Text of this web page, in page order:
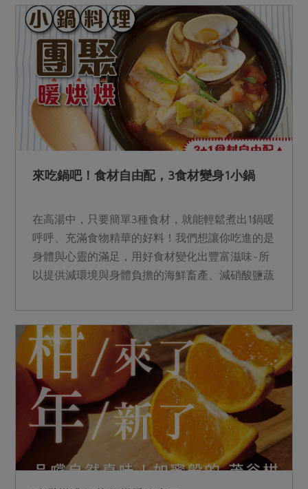
來吃鍋吧！食材自由配，3食材變身1小鍋
在高湯中，只要簡單3種食材，就能輕鬆煮出1鍋暖
呼呼、充滿食物精華的好料！我們想讓你吃進的是
身體與心靈的滿足，用好食材變化出豐富滋味~所
以提供減環境與身體負擔的海鮮畜產、減硝酸鹽蔬